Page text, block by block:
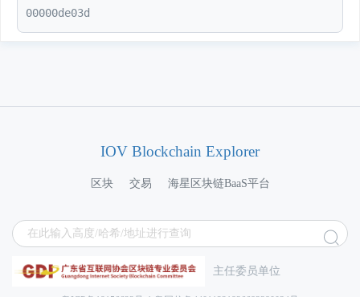
00000de03d
IOV Blockchain Explorer
区块 交易 海星区块链BaaS平台
主任委员单位